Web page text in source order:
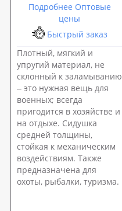
Подробнее Оптовые
цены
Быстрый заказ
Плотный, мягкий и
упругий материал, не
склонный к заламыванию
‒ это нужная вещь для
военных; всегда
пригодится в хозяйстве и
на отдыхе. Сидушка
средней толщины,
стойкая к механическим
воздействиям. Также
предназначена для
охоты, рыбалки, туризма.